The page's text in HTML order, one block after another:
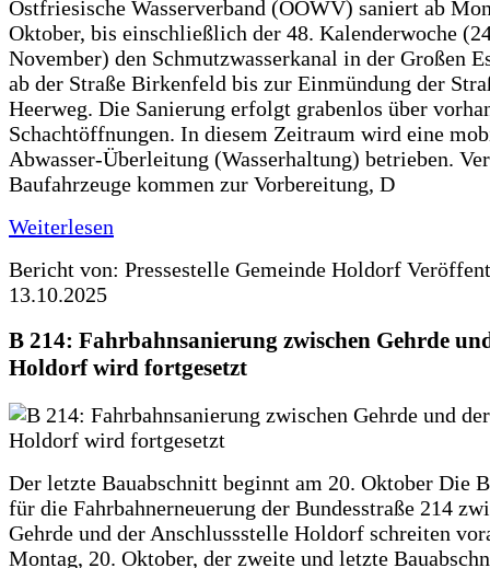
Ostfriesische Wasserverband (OOWV) saniert ab
Oktober, bis einschließlich der 48. Kalenderwoche
November) den Schmutzwasserkanal in der Großen
ab der Straße Birkenfeld bis zur Einmündung der
Heerweg. Die Sanierung erfolgt grabenlos über
Schachtöffnungen. In diesem Zeitraum wird eine
Abwasser-Überleitung (Wasserhaltung) betrieben.
Baufahrzeuge kommen zur Vorbereitung, D
Weiterlesen
Bericht von: Pressestelle Gemeinde Holdorf
13.10.2025
B 214: Fahrbahnsanierung zwischen Gehrde
Holdorf wird fortgesetzt
Der letzte Bauabschnitt beginnt am 20. Oktober Die
für die Fahrbahnerneuerung der Bundesstraße 214
Gehrde und der Anschlussstelle Holdorf schreiten
Montag, 20. Oktober, der zweite und letzte